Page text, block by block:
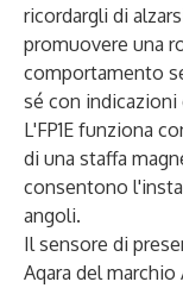
ricordargli di
promuovere una
comportamento
sé con
L'FP1E funziona
di una staffa
consentono
angoli.
Il sensore di
Aqara del